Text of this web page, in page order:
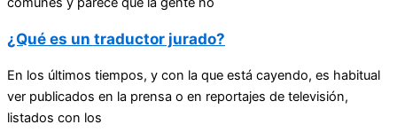
¿Qué es un traductor jurado?
En los últimos tiempos, y con la que está cayendo, es habitual
ver publicados en la prensa o en reportajes de televisión,
listados con los